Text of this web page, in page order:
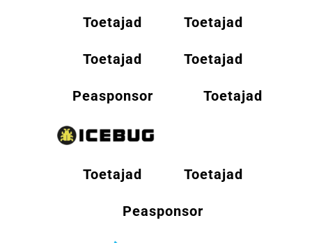
Toetajad Toetajad
Toetajad Toetajad
Peasponsor Toetajad
Toetajad Toetajad
Peasponsor